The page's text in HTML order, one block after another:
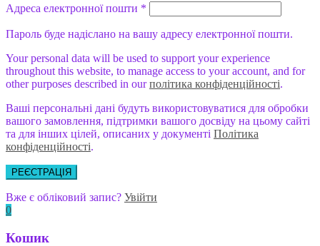
Адреса електронної пошти *
Пароль буде надіслано на вашу адресу електронної пошти.
Your personal data will be used to support your experience
throughout this website, to manage access to your account, and for
other purposes described in ourполітика конфіденційності.
Ваші персональні дані будуть використовуватися для обробки
вашого замовлення, підтримки вашого досвіду на цьому сайті
та для інших цілей, описаних у документі Політика
конфіденційності.
РЕЄСТРАЦІЯ
Вже є обліковий запис? Увійти
0
Кошик